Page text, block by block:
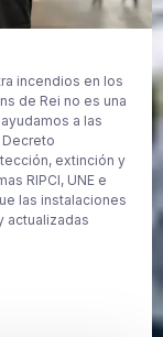
incendios en los
de Rei no es una
a las
extinción y
RIPCI, UNE e
las instalaciones
actualizadas